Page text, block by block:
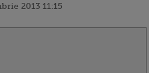
2013 11:15